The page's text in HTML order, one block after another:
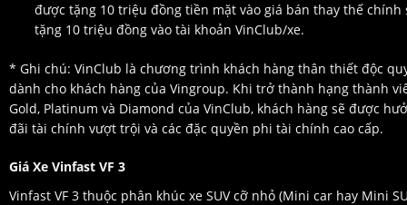
được tặng 10 triệu đồng tiền mặt vào giá bán thay thế chính
tặng 10 triệu đồng vào tài khoản VinClub/xe.
* Ghi chú: VinClub là chương trình khách hàng thân thiết độc
dành cho khách hàng của Vingroup. Khi trở thành hạng thành
Gold, Platinum và Diamond của VinClub, khách hàng sẽ được
đãi tài chính vượt trội và các đặc quyền phi tài chính cao cấp.
Giá Xe Vinfast VF 3
Vinfast VF 3 thuộc phân khúc xe SUV cỡ nhỏ (Mini car hay Mini